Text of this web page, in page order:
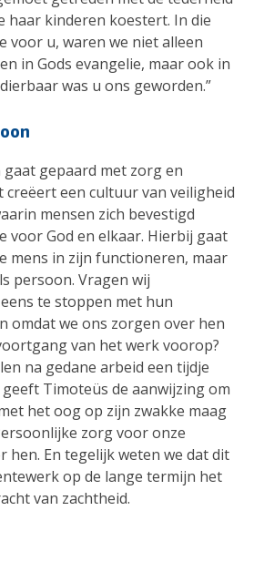
haar kinderen koestert. In die
voor u, waren we niet alleen
in Gods evangelie, maar ook in
was u ons geworden.”
gepaard met zorg en
creëert een cultuur van veiligheid
mensen zich bevestigd
voor God en elkaar. Hierbij gaat
mens in zijn functioneren, maar
persoon. Vragen wij
te stoppen met hun
omdat we ons zorgen over hen
van het werk voorop?
na gedane arbeid een tijdje
Timoteüs de aanwijzing om
het oog op zijn zwakke maag
zorg voor onze
hen. En tegelijk weten we dat dit
op de lange termijn het
van zachtheid.